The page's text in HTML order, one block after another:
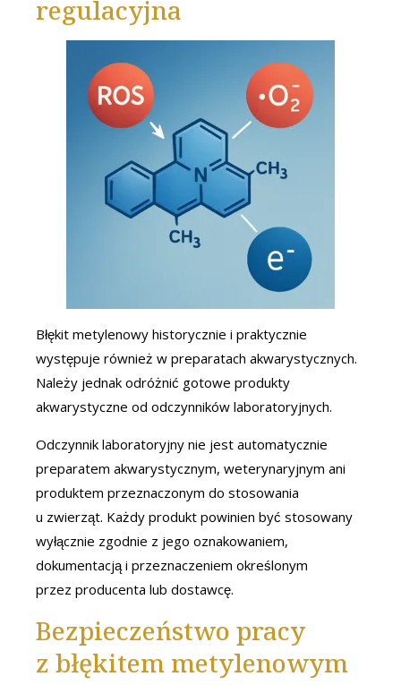
regulacyjna
Błękit metylenowy historycznie i praktycznie
występuje również w preparatach akwarystycznych.
Należy jednak odróżnić gotowe produkty
akwarystyczne od odczynników laboratoryjnych.
Odczynnik laboratoryjny nie jest automatycznie
preparatem akwarystycznym, weterynaryjnym ani
produktem przeznaczonym do stosowania
u zwierząt. Każdy produkt powinien być stosowany
wyłącznie zgodnie z jego oznakowaniem,
dokumentacją i przeznaczeniem określonym
przez producenta lub dostawcę.
Bezpieczeństwo pracy
z błękitem metylenowym